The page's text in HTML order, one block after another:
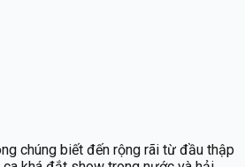
chúng biết đến rộng rãi từ đầu thập